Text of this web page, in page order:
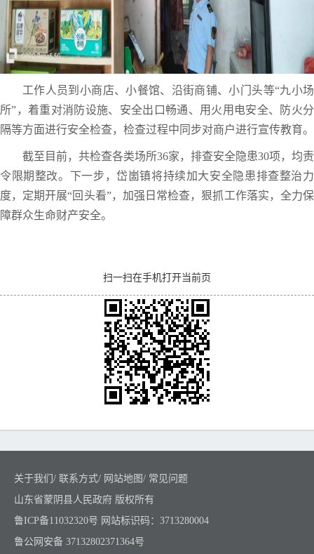
工作人员到小商店、小餐馆、沿街商铺、小门头等“九小场
所”，着重对消防设施、安全出口畅通、用火用电安全、防火分
隔等方面进行安全检查，检查过程中同步对商户进行宣传教育。
截至目前，共检查各类场所36家，排查安全隐患30项，均责
令限期整改。下一步，岱崮镇将持续加大安全隐患排查整治力
度，定期开展“回头看”，加强日常检查，狠抓工作落实，全力保
障群众生命财产安全。
扫一扫在手机打开当前页
关于我们 / 联系方式/ 网站地图/ 常见问题
山东省蒙阴县人民政府 版权所有
鲁ICP备11032320号 网站标识码：3713280004
鲁公网安备 37132802371364号